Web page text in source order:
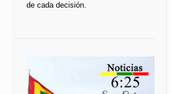
de cada decisión.